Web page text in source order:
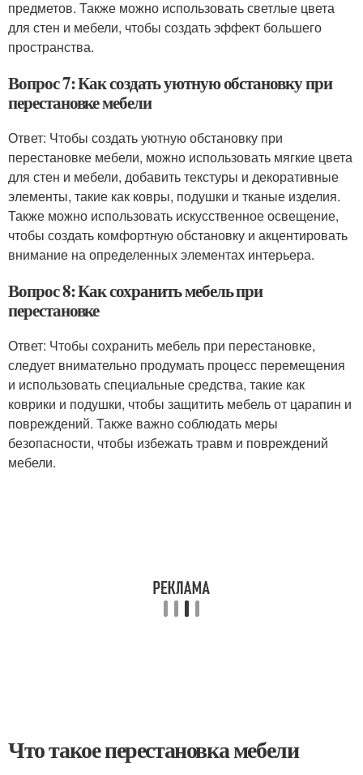
предметов. Также можно использовать светлые цвета
для стен и мебели, чтобы создать эффект большего
пространства.
Вопрос 7: Как создать уютную обстановку при
перестановке мебели
Ответ: Чтобы создать уютную обстановку при
перестановке мебели, можно использовать мягкие цвета
для стен и мебели, добавить текстуры и декоративные
элементы, такие как ковры, подушки и тканые изделия.
Также можно использовать искусственное освещение,
чтобы создать комфортную обстановку и акцентировать
внимание на определенных элементах интерьера.
Вопрос 8: Как сохранить мебель при
перестановке
Ответ: Чтобы сохранить мебель при перестановке,
следует внимательно продумать процесс перемещения
и использовать специальные средства, такие как
коврики и подушки, чтобы защитить мебель от царапин и
повреждений. Также важно соблюдать меры
безопасности, чтобы избежать травм и повреждений
мебели.
Что такое перестановка мебели